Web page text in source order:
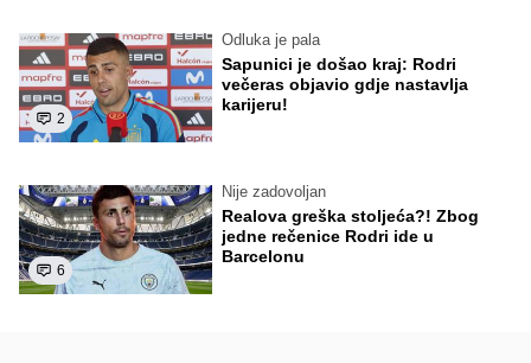
2
Odluka je pala
Sapunici je došao kraj: Rodri
večeras objavio gdje nastavlja
karijeru!
6
Nije zadovoljan
Realova greška stoljeća?! Zbog
jedne rečenice Rodri ide u
Barcelonu